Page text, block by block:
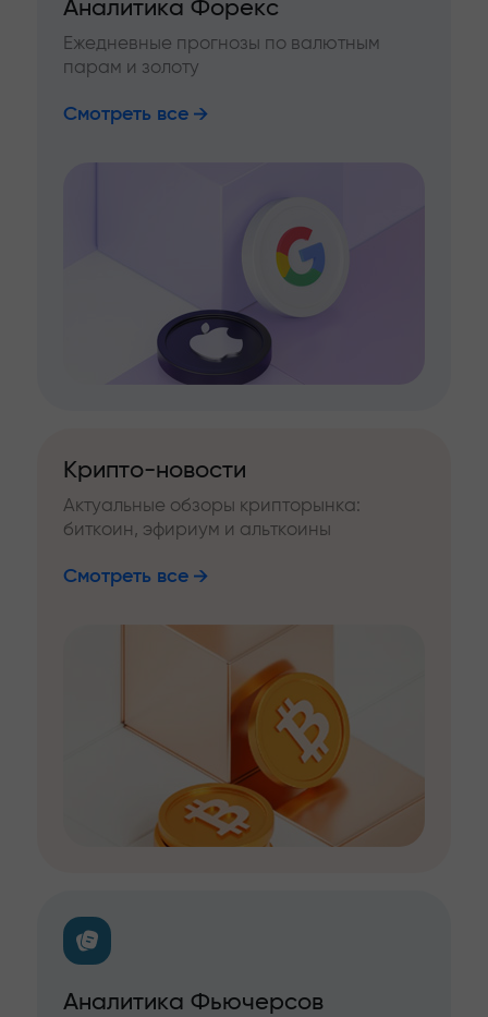
Аналитика Форекс
Ежедневные прогнозы по валютным
парам и золоту
Смотреть все
Крипто-новости
Актуальные обзоры крипторынка:
биткоин, эфириум и альткоины
Смотреть все
Аналитика Фьючерсов